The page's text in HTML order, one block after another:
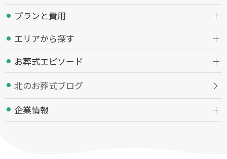
プランと費用
エリアから探す
お葬式エピソード
北のお葬式ブログ
企業情報